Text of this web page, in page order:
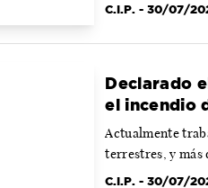
C.I.P. - 30/07/
Declarado
el incendio
Actualmente
terrestres, y más
C.I.P. - 30/07/